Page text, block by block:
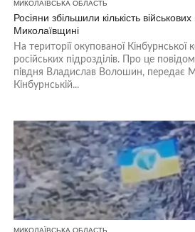
МИКОЛАЇВСЬКА ОБЛАСТЬ
Росіяни збільшили кількість військових
Миколаївщині
На території окупованої Кінбурнської
російських підрозділів. Про це
півдня Владислав Волошин, передає
Кінбурнській...
МИКОЛАЇВСЬКА ОБЛАСТЬ